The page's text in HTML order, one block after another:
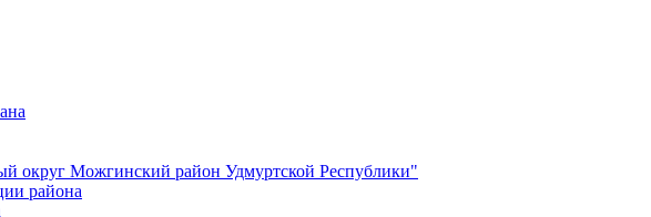
округ Можгинский район Удмуртской Республики"
района